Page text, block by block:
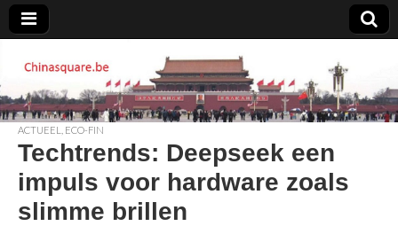
Chinasquare.be
ACTUEEL ECO-FIN
Techtrends: Deepseek een
impuls voor hardware zoals
slimme brillen